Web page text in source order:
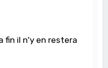
fin il n'y en restera